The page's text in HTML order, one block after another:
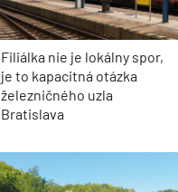
Filiálka nie je lokálny spor,
je to kapacitná otázka
železničného uzla
Bratislava